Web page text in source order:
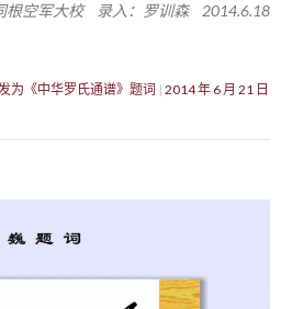
根空军大校 录入：罗训森 2014.6.18
为《中华罗氏通谱》题词 2014 年 6 月 21 日